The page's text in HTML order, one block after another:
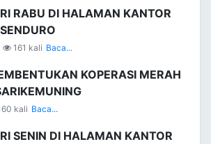
RABU DI HALAMAN KANTOR
161 kali Baca...
KOPERASI MERAH
kali Baca...
SENIN DI HALAMAN KANTOR